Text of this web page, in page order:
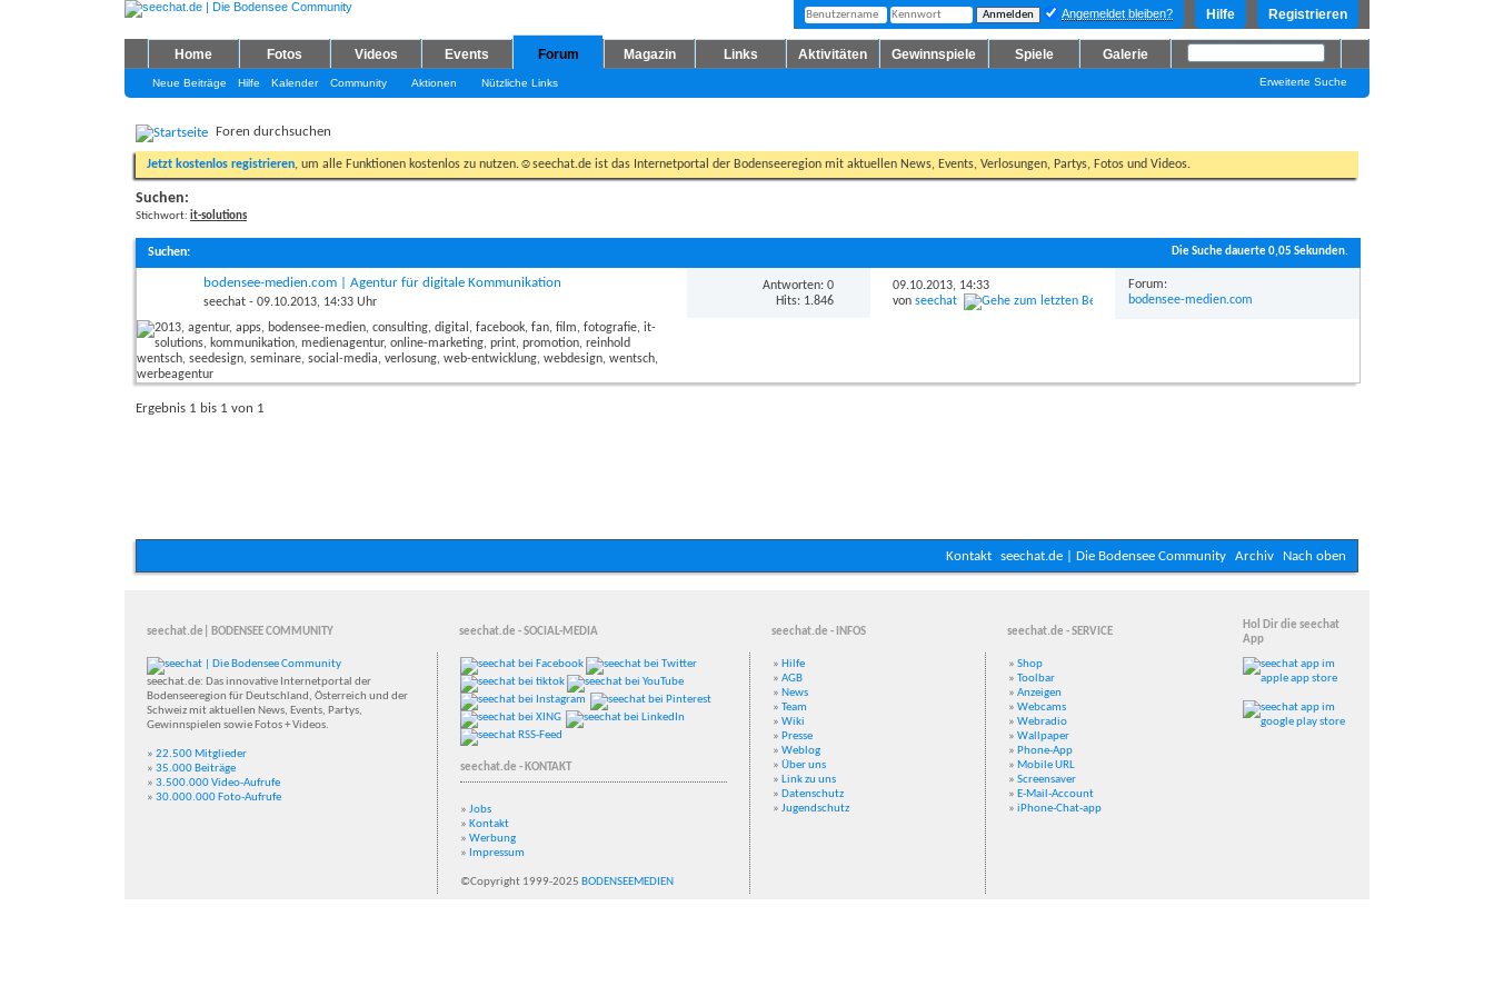
Registrieren
Hilfe
Angemeldet bleiben?
Home Fotos Videos Events Forum
Neue Beiträge Hilfe Kalender Community Aktionen Nützliche Links
Magazin Links Aktivitäten Gewinnspiele Spiele Galerie
Erweiterte Suche
Foren durchsuchen
Jetzt kostenlos registrieren, um alle Funktionen kostenlos zu nutzen.☺seechat.de ist das Internetportal der Bodenseeregion mit aktuellen News, Events, Verlosungen, Partys, Fotos und Videos.
Suchen:
Stichwort: it-solutions
Suchen: Die Suche dauerte0,05 Sekunden.
bodensee-medien.com | Agentur für digitale Kommunikation
seechat - 09.10.2013, 14:33 Uhr
Antworten: 0
Hits: 1.846
09.10.2013, 14:33
von seechat
Forum:
bodensee-medien.com
Ergebnis 1 bis 1 von 1
Kontakt seechat.de | Die Bodensee Community Archiv Nach oben
seechat.de| BODENSEE COMMUNITY seechat.de - SOCIAL-MEDIA seechat.de - INFOS seechat.de - SERVICE
Hol Dir die seechat
App
seechat.de: Das innovative Internetportal der
Bodenseeregion für Deutschland, Österreich und der
Schweiz mit aktuellen News, Events, Partys,
Gewinnspielen sowie Fotos + Videos.
» 22.500 Mitglieder
» 35.000 Beiträge
» 3.500.000 Video-Aufrufe
» 30.000.000 Foto-Aufrufe
seechat.de - KONTAKT
» Jobs
» Kontakt
» Werbung
» Impressum
©Copyright 1999-2025 BODENSEEMEDIEN
» Hilfe
» AGB
» News
» Team
» Wiki
» Presse
» Weblog
» Über uns
» Link zu uns
» Datenschutz
» Jugendschutz
» Shop
» Toolbar
» Anzeigen
» Webcams
» Webradio
» Wallpaper
» Phone-App
» Mobile URL
» Screensaver
» E-Mail-Account
» iPhone-Chat-app